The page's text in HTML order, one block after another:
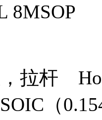
8MSOP
拉杆
（